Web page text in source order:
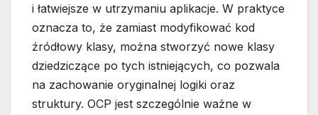
i łatwiejsze w utrzymaniu aplikacje. W praktyce
oznacza to, że zamiast modyfikować kod
źródłowy klasy, można stworzyć nowe klasy
dziedziczące po tych istniejących, co pozwala
na zachowanie oryginalnej logiki oraz
struktury. OCP jest szczególnie ważne w